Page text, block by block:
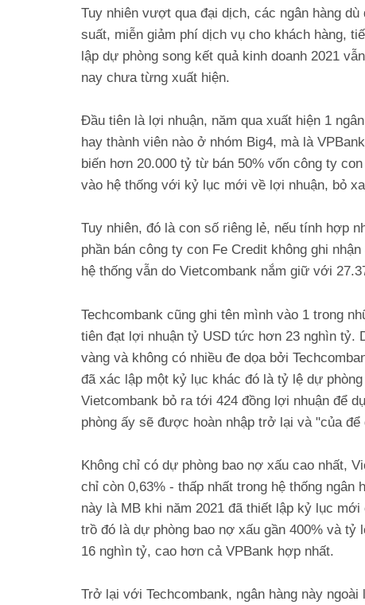
Tuy nhiên vượt qua đại dịch, các ngân hàng
suất, miễn giảm phí dịch vụ cho khách hàng,
lập dự phòng song kết quả kinh doanh 2021
nay chưa từng xuất hiện.
Đầu tiên là lợi nhuận, năm qua xuất hiện 1
hay thành viên nào ở nhóm Big4, mà là
biến hơn 20.000 tỷ từ bán 50% vốn công ty
vào hệ thống với kỷ lục mới về lợi nhuận, bỏ
Tuy nhiên, đó là con số riêng lẻ, nếu tính hợp
phần bán công ty con Fe Credit không ghi
hệ thống vẫn do Vietcombank nắm giữ với
Techcombank cũng ghi tên mình vào 1 trong
tiên đạt lợi nhuận tỷ USD tức hơn 23 nghìn tỷ.
vàng và không có nhiều đe dọa bởi
đã xác lập một kỷ lục khác đó là tỷ lệ dự
Vietcombank bỏ ra tới 424 đồng lợi nhuận để
phòng ấy sẽ được hoàn nhập trở lại và "của
Không chỉ có dự phòng bao nợ xấu cao nhất,
chỉ còn 0,63% - thấp nhất trong hệ thống
này là MB khi năm 2021 đã thiết lập kỷ lục
trồ đó là dự phòng bao nợ xấu gần 400% và
16 nghìn tỷ, cao hơn cả VPBank hợp nhất.
Trở lại với Techcombank, ngân hàng này